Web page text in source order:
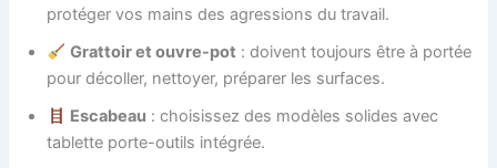
protéger vos mains des agressions du travail.
Grattoir et ouvre-pot : doivent toujours être à portée
pour décoller, nettoyer, préparer les surfaces.
Escabeau : choisissez des modèles solides avec
tablette porte-outils intégrée.